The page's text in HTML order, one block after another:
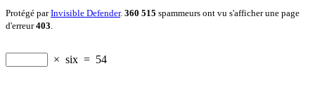
Protégé parInvisible Defender. 360 515 spammeurs ont vu s'afficher une page
d'erreur403
× six = 54